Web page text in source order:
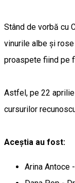
Stând de vorbă cu
vinurile albe și
proaspete fiind pe
Astfel, pe 22
cursurilor
Aceștia au fost:
Arina Antoce